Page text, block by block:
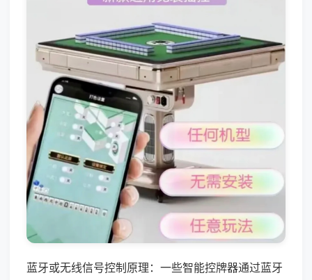
蓝牙或无线信号控制原理：一些智能控牌器通过蓝牙